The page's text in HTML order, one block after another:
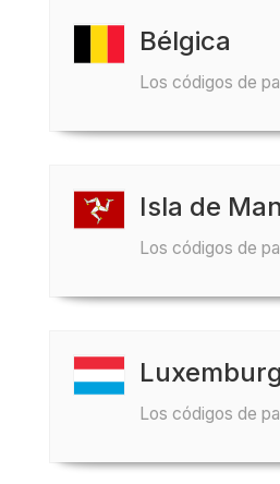
Bélgica
Los códigos de
Isla de Man
Los códigos de
Los códigos de